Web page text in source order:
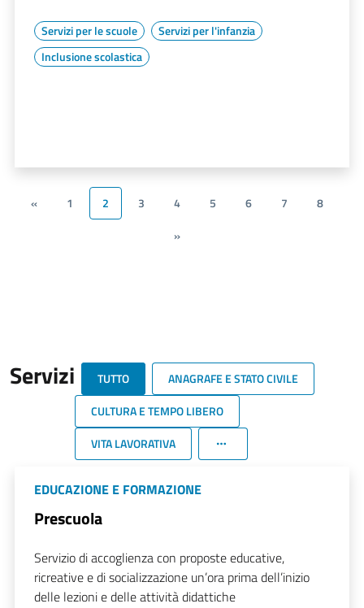
Servizi per le scuole
Servizi per l'infanzia
Inclusione scolastica
« 1 2 3 4 5 6 7
8
»
Servizi TUTTO
ANAGRAFE E STATO CIVILE
CULTURA E TEMPO LIBERO
VITA LAVORATIVA
EDUCAZIONE E FORMAZIONE
Prescuola
Servizio di accoglienza con proposte educative,
ricreative e di socializzazione un’ora prima dell’inizio
delle lezioni e delle attività didattiche